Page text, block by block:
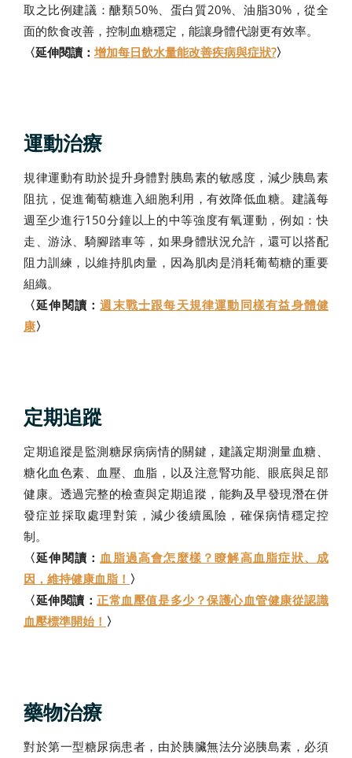
取之比例建議：醣類50%、蛋白質20%、油脂30%，從全
面的飲食改善，控制血糖穩定，能讓身體代謝更有效率。
〈延伸閱讀： 增加每日飲水量能改善疾病與症狀?〉
運動治療
規律運動有助於提升身體對胰島素的敏感度，減少胰島素
阻抗，促進葡萄糖進入細胞利用，有效降低血糖。建議每
週至少進行150分鐘以上的中等強度有氧運動，例如：快
走、游泳、騎腳踏車等，如果身體狀況允許，還可以搭配
阻力訓練，以維持肌肉量，因為肌肉是消耗葡萄糖的重要
組織。
〈延伸閱讀：週末戰士跟每天規律運動同樣有益身體健
康〉
定期追蹤
定期追蹤是監測糖尿病病情的關鍵，建議定期測量血糖、
糖化血色素、血壓、血脂，以及注意腎功能、眼底與足部
健康。透過完整的檢查與定期追蹤，能夠及早發現潛在併
發症並採取處理對策，減少後續風險，確保病情穩定控
制。
〈延伸閱讀： 血脂過高會怎麼樣？瞭解高血脂症狀、成
因，維持健康血脂！ 〉
〈延伸閱讀：正常血壓值是多少？保護心血管健康從認識
血壓標準開始！ 〉
藥物治療
對於第一型糖尿病患者，由於胰臟無法分泌胰島素，必須